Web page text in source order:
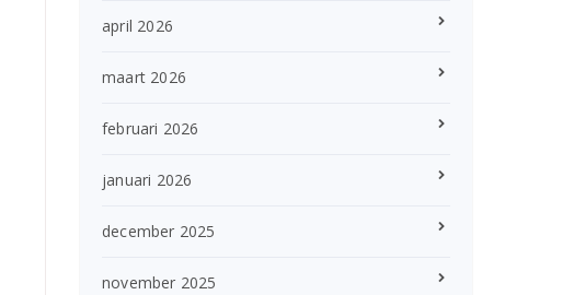
april 2026
maart 2026
februari 2026
januari 2026
december 2025
november 2025